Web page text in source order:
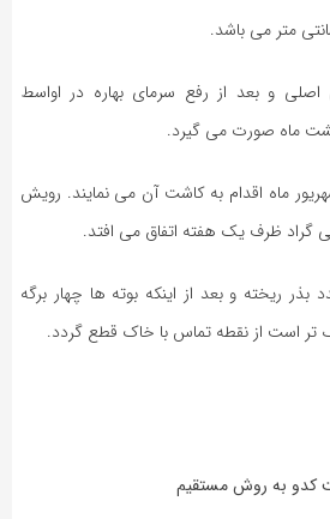
و بعد از رفع سرمای بهاره در اواسط
ماه صورت می گیرد.
ماه اقدام به کاشت آن می نمایند. رویش
ریخته و بعد از اینکه بوته ها چهار برگه
تر است از نقطه تماس با خاک قطع گردد.
کدو به روش مستقیم